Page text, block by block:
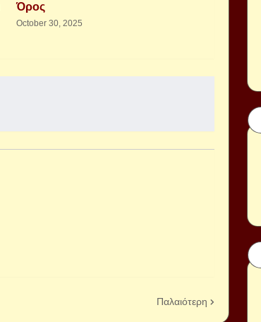
Όρος
October 30, 2025
Παλαιότερη